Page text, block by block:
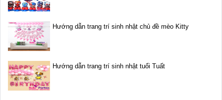
Hướng dẫn trang trí sinh nhật chủ đề mèo Kitty
Hướng dẫn trang trí sinh nhật tuổi Tuất